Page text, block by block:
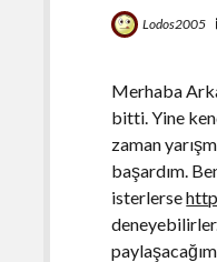
Lodos2005
Merhaba
bitti. Yine
zaman
başardım.
isterlersehtt